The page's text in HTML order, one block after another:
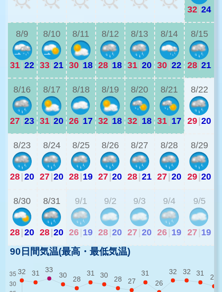
32|24
8/9
31|22
8/10
33|21
8/11
30|18
8/12
28|18
8/13
31|20
8/14
30|22
8/15
28|21
8/16
27|23
8/17
31|20
8/18
26|17
8/19
32|18
8/20
32| 18
8/21
31| 17
8/22
29|20
8/23
28|20
8/24
27|20
8/25
28|19
8/26
27|20
8/27
28|21
8/28
27|20
8/29
29|20
8/30
28|20
8/31
28|20
9/1
26 19
9/2
28 20
9/3
27 20
9/4
26 19
9/5
27 19
90日間気温(最高・最低気温)